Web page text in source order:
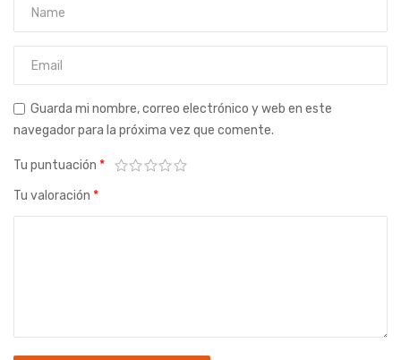
Guarda mi nombre, correo electrónico y web en este
navegador para la próxima vez que comente.
Tu puntuación *
Tu valoración *